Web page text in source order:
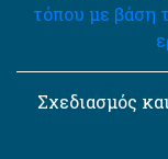
τόπου με βάση
Σχεδιασμός